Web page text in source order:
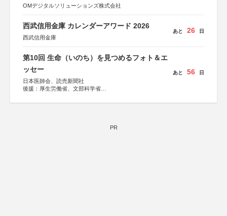
OMデジタルソリューションズ株式会社
西武信用金庫 カレンダーアワード 2026
西武信用金庫
あと 26 日
第10回 生命（いのち）を見つめるフォト＆エ
ッセー
日本医師会、読売新聞社
後援：厚生労働省、文部科学省
しん生命保険株式会社
あと 56 日
PR